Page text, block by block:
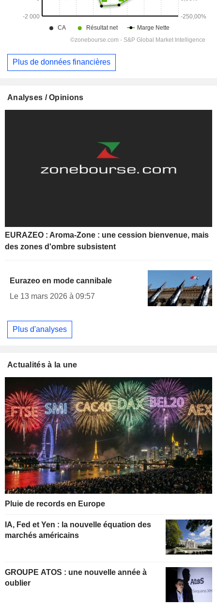
Plus de données financières
Analyses / Opinions
EURAZEO : Aroma-Zone : une cession bienvenue, mais
des zones d'ombre subsistent
Eurazeo en mode cannibale
Le 13 mars 2026 à 09:57
Plus d'analyses
Actualités à la une
Pluie de records en Europe
IA, Fed et Yen : la nouvelle équation des
marchés américains
GROUPE ATOS : une nouvelle année à
oublier